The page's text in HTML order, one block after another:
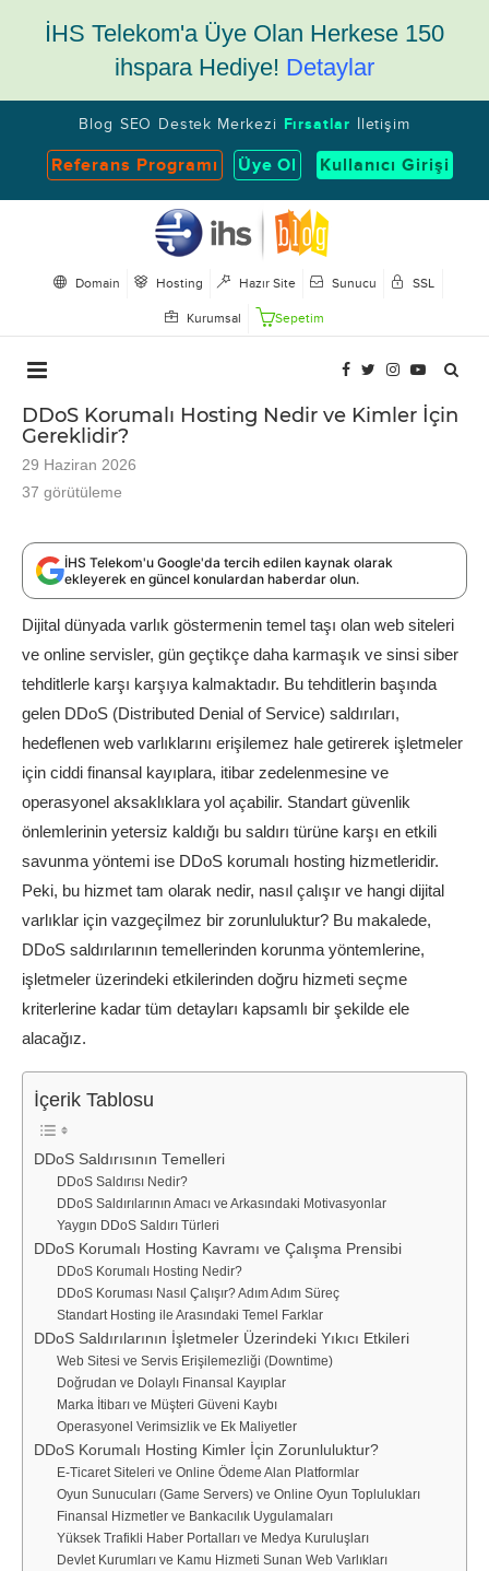
İHS Telekom'a Üye Olan Herkese 150
ihspara Hediye! Detaylar
Blog SEO Destek Merkezi Fırsatlar İletişim
Referans Programı Üye Ol Kullanıcı Girişi
Domain Hosting Hazır Site Sunucu SSL
Kurumsal Sepetim
DDoS Korumalı Hosting Nedir ve Kimler İçin
Gereklidir?
29 Haziran 2026
37 görütüleme
İHS Telekom'u Google'da tercih edilen kaynak olarak
ekleyerek en güncel konulardan haberdar olun.
Dijital dünyada varlık göstermenin temel taşı olan web siteleri
ve online servisler, gün geçtikçe daha karmaşık ve sinsi siber
tehditlerle karşı karşıya kalmaktadır. Bu tehditlerin başında
gelen DDoS (Distributed Denial of Service) saldırıları,
hedeflenen web varlıklarını erişilemez hale getirerek işletmeler
için ciddi finansal kayıplara, itibar zedelenmesine ve
operasyonel aksaklıklara yol açabilir. Standart güvenlik
önlemlerinin yetersiz kaldığı bu saldırı türüne karşı en etkili
savunma yöntemi ise DDoS korumalı hosting hizmetleridir.
Peki, bu hizmet tam olarak nedir, nasıl çalışır ve hangi dijital
varlıklar için vazgeçilmez bir zorunluluktur? Bu makalede,
DDoS saldırılarının temellerinden korunma yöntemlerine,
işletmeler üzerindeki etkilerinden doğru hizmeti seçme
kriterlerine kadar tüm detayları kapsamlı bir şekilde ele
alacağız.
İçerik Tablosu
DDoS Saldırısının Temelleri
DDoS Saldırısı Nedir?
DDoS Saldırılarının Amacı ve Arkasındaki Motivasyonlar
Yaygın DDoS Saldırı Türleri
DDoS Korumalı Hosting Kavramı ve Çalışma Prensibi
DDoS Korumalı Hosting Nedir?
DDoS Koruması Nasıl Çalışır? Adım Adım Süreç
Standart Hosting ile Arasındaki Temel Farklar
DDoS Saldırılarının İşletmeler Üzerindeki Yıkıcı Etkileri
Web Sitesi ve Servis Erişilemezliği (Downtime)
Doğrudan ve Dolaylı Finansal Kayıplar
Marka İtibarı ve Müşteri Güveni Kaybı
Operasyonel Verimsizlik ve Ek Maliyetler
DDoS Korumalı Hosting Kimler İçin Zorunluluktur?
E-Ticaret Siteleri ve Online Ödeme Alan Platformlar
Oyun Sunucuları (Game Servers) ve Online Oyun Toplulukları
Finansal Hizmetler ve Bankacılık Uygulamaları
Yüksek Trafikli Haber Portalları ve Medya Kuruluşları
Devlet Kurumları ve Kamu Hizmeti Sunan Web Varlıkları